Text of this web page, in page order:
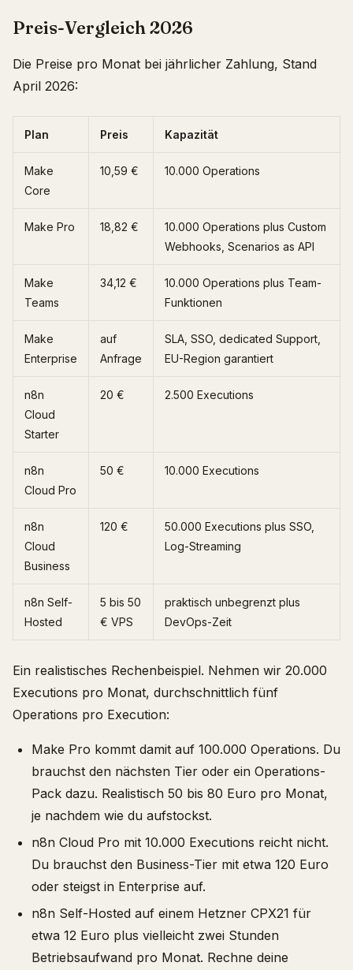
Preis-Vergleich 2026
Die Preise pro Monat bei jährlicher Zahlung, Stand
April 2026:
Plan Preis Kapazität
Make
Core
10,59 € 10.000 Operations
Make Pro 18,82 €
10.000 Operations plus Custom
Webhooks, Scenarios as API
Make
Teams
34,12 €
10.000 Operations plus Team-
Funktionen
Make
Enterprise
auf
Anfrage
SLA, SSO, dedicated Support,
EU-Region garantiert
n8n
Cloud
Starter
20 € 2.500 Executions
n8n
Cloud Pro
50 € 10.000 Executions
n8n
Cloud
Business
120 €
50.000 Executions plus SSO,
Log-Streaming
n8n Self-
Hosted
5 bis 50
€ VPS
praktisch unbegrenzt plus
DevOps-Zeit
Ein realistisches Rechenbeispiel. Nehmen wir 20.000
Executions pro Monat, durchschnittlich fünf
Operations pro Execution:
Make Pro kommt damit auf 100.000 Operations. Du
brauchst den nächsten Tier oder ein Operations-
Pack dazu. Realistisch 50 bis 80 Euro pro Monat,
je nachdem wie du aufstockst.
n8n Cloud Pro mit 10.000 Executions reicht nicht.
Du brauchst den Business-Tier mit etwa 120 Euro
oder steigst in Enterprise auf.
n8n Self-Hosted auf einem Hetzner CPX21 für
etwa 12 Euro plus vielleicht zwei Stunden
Betriebsaufwand pro Monat. Rechne deine